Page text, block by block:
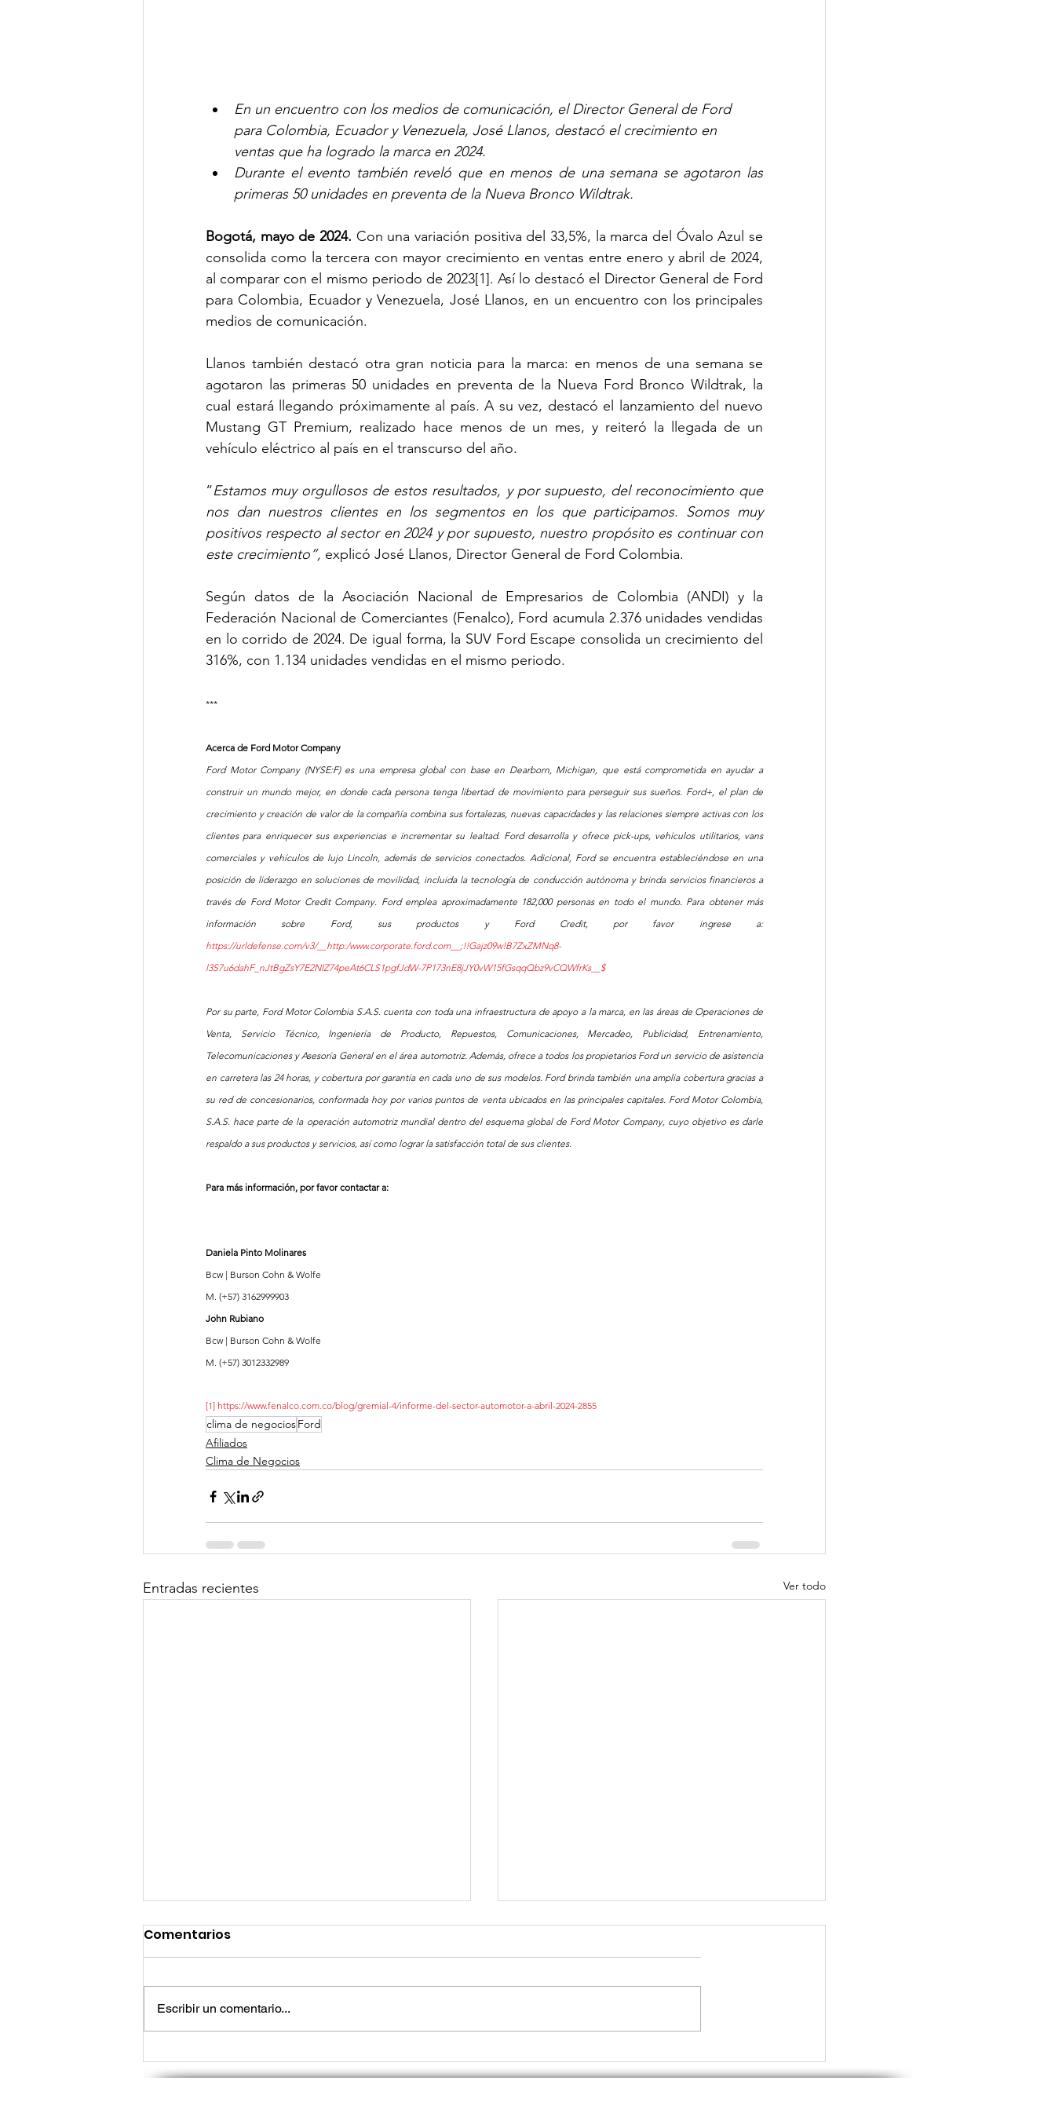
En un encuentro con los medios de comunicación, el Director General de Ford
para Colombia, Ecuador y Venezuela, José Llanos, destacó el crecimiento en
ventas que ha logrado la marca en 2024.
Durante el evento también reveló que en menos de una semana se agotaron las
primeras 50 unidades en preventa de la Nueva Bronco Wildtrak.
Bogotá, mayo de 2024. Con una variación positiva del 33,5%, la marca del Óvalo Azul se
consolida como la tercera con mayor crecimiento en ventas entre enero y abril de 2024,
al comparar con el mismo periodo de 2023[1]. Así lo destacó el Director General de Ford
para Colombia, Ecuador y Venezuela, José Llanos, en un encuentro con los principales
medios de comunicación.
Llanos también destacó otra gran noticia para la marca: en menos de una semana se
agotaron las primeras 50 unidades en preventa de la Nueva Ford Bronco Wildtrak, la
cual estará llegando próximamente al país. A su vez, destacó el lanzamiento del nuevo
Mustang GT Premium, realizado hace menos de un mes, y reiteró la llegada de un
vehículo eléctrico al país en el transcurso del año.
“Estamos muy orgullosos de estos resultados, y por supuesto, del reconocimiento que
nos dan nuestros clientes en los segmentos en los que participamos. Somos muy
positivos respecto al sector en 2024 y por supuesto, nuestro propósito es continuar con
este crecimiento”, explicó José Llanos, Director General de Ford Colombia.
Según datos de la Asociación Nacional de Empresarios de Colombia (ANDI) y la
Federación Nacional de Comerciantes (Fenalco), Ford acumula 2.376 unidades vendidas
en lo corrido de 2024. De igual forma, la SUV Ford Escape consolida un crecimiento del
316%, con 1.134 unidades vendidas en el mismo periodo.
***
Acerca de Ford Motor Company
Ford Motor Company (NYSE:F) es una empresa global con base en Dearborn, Michigan, que está comprometida en ayudar a
construir un mundo mejor, en donde cada persona tenga libertad de movimiento para perseguir sus sueños. Ford+, el plan de
crecimiento y creación de valor de la compañía combina sus fortalezas, nuevas capacidades y las relaciones siempre activas con los
clientes para enriquecer sus experiencias e incrementar su lealtad. Ford desarrolla y ofrece pick-ups, vehículos utilitarios, vans
comerciales y vehículos de lujo Lincoln, además de servicios conectados. Adicional, Ford se encuentra estableciéndose en una
posición de liderazgo en soluciones de movilidad, incluida la tecnología de conducción autónoma y brinda servicios financieros a
través de Ford Motor Credit Company. Ford emplea aproximadamente 182,000 personas en todo el mundo. Para obtener más
información sobre Ford, sus productos y Ford Credit, por favor ingrese a:
https://urldefense.com/v3/__http:/www.corporate.ford.com__;!!Gajz09w!B7ZxZMNq8-
l3S7u6dahF_nJtBgZsY7E2NIZ74peAt6CLS1pgfJdW-7P173nE8jJY0vW15fGsqqQbz9vCQWfrKs__$
Por su parte, Ford Motor Colombia S.A.S. cuenta con toda una infraestructura de apoyo a la marca, en las áreas de Operaciones de
Venta, Servicio Técnico, Ingeniería de Producto, Repuestos, Comunicaciones, Mercadeo, Publicidad, Entrenamiento,
Telecomunicaciones y Asesoría General en el área automotriz. Además, ofrece a todos los propietarios Ford un servicio de asistencia
en carretera las 24 horas, y cobertura por garantía en cada uno de sus modelos. Ford brinda también una amplia cobertura gracias a
su red de concesionarios, conformada hoy por varios puntos de venta ubicados en las principales capitales. Ford Motor Colombia,
S.A.S. hace parte de la operación automotriz mundial dentro del esquema global de Ford Motor Company, cuyo objetivo es darle
respaldo a sus productos y servicios, así como lograr la satisfacción total de sus clientes.
Para más información, por favor contactar a:
Daniela Pinto Molinares
Bcw | Burson Cohn & Wolfe
M. (+57) 3162999903
John Rubiano
Bcw | Burson Cohn & Wolfe
M. (+57) 3012332989
[1] https://www.fenalco.com.co/blog/gremial-4/informe-del-sector-automotor-a-abril-2024-2855
clima de negociosFord
Afiliados
Clima de Negocios
Entradas recientes Ver todo
Comentarios
Escribir un comentario...